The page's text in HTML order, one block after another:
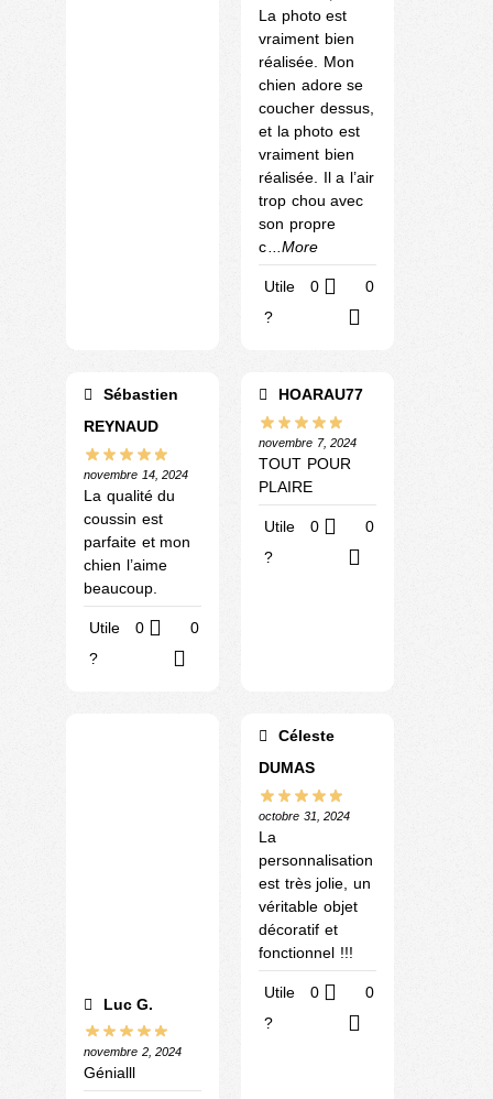
La photo est
vraiment bien
réalisée. Mon
chien adore se
coucher dessus,
et la photo est
vraiment bien
réalisée. Il a l’air
trop chou avec
son propre
c...More
Utile
?
0 0
Sébastien
REYNAUD
novembre 14, 2024
La qualité du
coussin est
parfaite et mon
chien l’aime
beaucoup.
Utile
?
0 0
HOARAU77
novembre 7, 2024
TOUT POUR
PLAIRE
Utile
?
0 0
Luc G.
novembre 2, 2024
Génialll
Céleste
DUMAS
octobre 31, 2024
La
personnalisation
est très jolie, un
véritable objet
décoratif et
fonctionnel !!!
Utile
?
0 0